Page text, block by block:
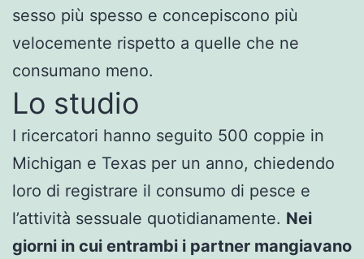
sesso più spesso e concepiscono più
velocemente rispetto a quelle che ne
consumano meno.
Lo studio
I ricercatori hanno seguito 500 coppie in
Michigan e Texas per un anno, chiedendo
loro di registrare il consumo di pesce e
l’attività sessuale quotidianamente. Nei
giorni in cui entrambi i partner mangiavano